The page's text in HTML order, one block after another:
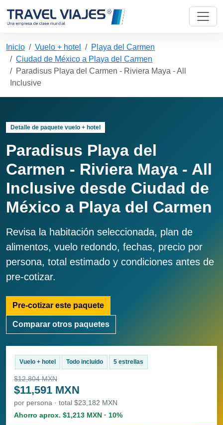
Inicio Vuelo + hotel
Playa del Carmen
Ciudad de México a Playa del Carmen
Paradisus Playa del Carmen - Riviera Maya - All
Inclusive
Detalle de paquete vuelo + hotel
Paradisus Playa del
Carmen - Riviera Maya - All
Inclusive desde Ciudad de
México a Playa del Carmen
Revisa la habitación seleccionada, plan de
alimentos, vuelo redondo, fechas, precio por
persona, total estimado y condiciones antes de
pre-cotizar.
Pre-cotizar este paquete
Comparar otros paquetes
Vuelo + hotel Todo incluido 5 estrellas
$12,804 MXN
$11,591 MXN
por persona · total $23,182 MXN
Ahorro aprox. $1,213 MXN · 10%